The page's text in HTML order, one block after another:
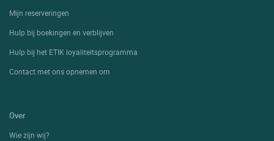
Mijn reserveringen
Hulp bij boekingen en verblijven
Hulp bij het ETIK loyaliteitsprogramma
Contact met ons opnemen om
Over
Wie zijn wij?